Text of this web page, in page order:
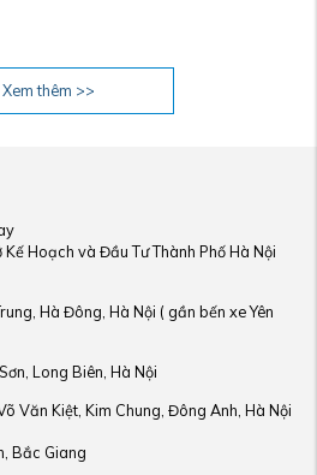
Xem thêm >>
Hoạch và Đầu Tư Thành Phố Hà Nội
Hà Đông, Hà Nội ( gần bến xe Yên
Long Biên, Hà Nội
Văn Kiệt, Kim Chung, Đông Anh, Hà Nội
Bắc Giang